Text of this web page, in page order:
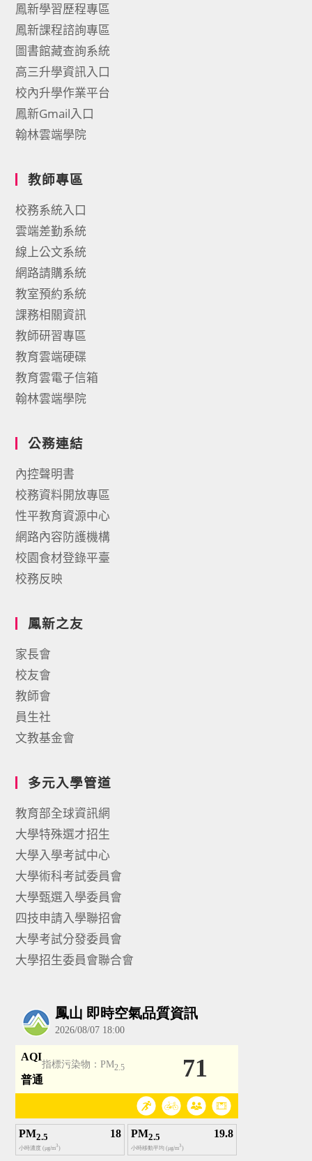
鳳新學習歷程專區
鳳新課程諮詢專區
圖書館藏查詢系統
高三升學資訊入口
校內升學作業平台
鳳新Gmail入口
翰林雲端學院
教師專區
校務系統入口
雲端差勤系統
線上公文系統
網路請購系統
教室預約系統
課務相關資訊
教師研習專區
教育雲端硬碟
教育雲電子信箱
翰林雲端學院
公務連結
內控聲明書
校務資料開放專區
性平教育資源中心
網路內容防護機構
校園食材登錄平臺
校務反映
鳳新之友
家長會
校友會
教師會
員生社
文教基金會
多元入學管道
教育部全球資訊網
大學特殊選才招生
大學入學考試中心
大學術科考試委員會
大學甄選入學委員會
四技申請入學聯招會
大學考試分發委員會
大學招生委員會聯合會